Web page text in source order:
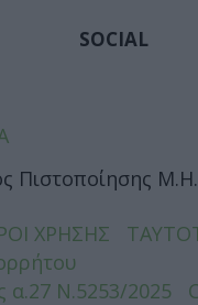
SOCIAL
Πιστοποίησης
ΧΡΗΣΗΣ
α.27 Ν.5253/2025